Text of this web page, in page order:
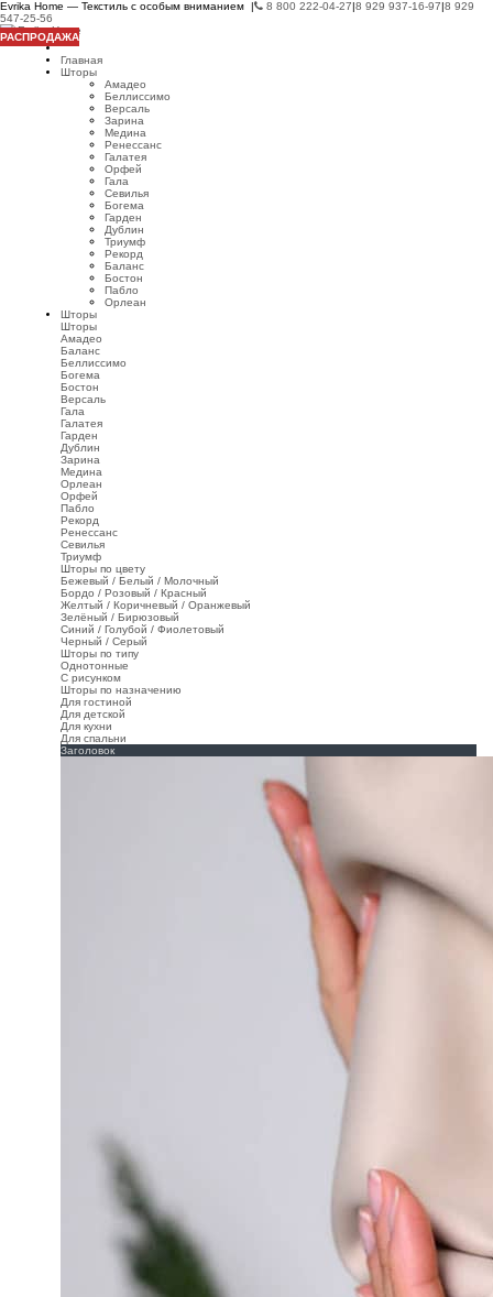
Evrika Home — Текстиль с особым вниманием | 8 800 222-04-27|8 929 937-16-97|8 929
547-25-56
Главная
Шторы
Амадео
Беллиссимо
Версаль
Зарина
Медина
Ренессанс
Галатея
Орфей
Гала
Севилья
Богема
Гарден
Дублин
Триумф
Рекорд
Баланс
Бостон
Пабло
Орлеан
Шторы
Шторы
Амадео
Баланс
Беллиссимо
Богема
Бостон
Версаль
Гала
Галатея
Гарден
Дублин
Зарина
Медина
Орлеан
Орфей
Пабло
Рекорд
Ренессанс
Севилья
Триумф
Шторы по цвету
Бежевый / Белый / Молочный
Бордо / Розовый / Красный
Желтый / Коричневый / Оранжевый
Зелёный / Бирюзовый
Синий / Голубой / Фиолетовый
Черный / Серый
Шторы по типу
Однотонные
С рисунком
Шторы по назначению
Для гостиной
Для детской
Для кухни
Для спальни
Заголовок
РАСПРОДАЖА